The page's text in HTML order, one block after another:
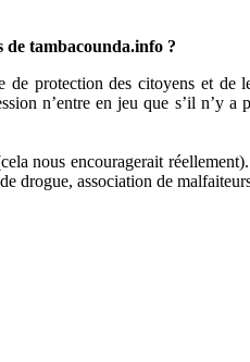
de tambacounda.info ?
protection des citoyens et
n’entre en jeu que s’il n’y
nous encouragerait
association de